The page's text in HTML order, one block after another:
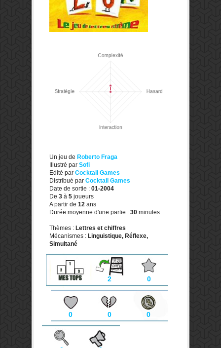
Un jeu de Roberto Fraga
Illustré par Sofi
Edité par Cocktail Games
Distribué par Cocktail Games
Date de sortie : 01-2004
De 3 à 5 joueurs
A partir de 12 ans
Durée moyenne d'une partie : 30 minutes
Thèmes : Lettres et chiffres
Mécanismes : Linguistique, Réflexe,
Simultané
2 0
0 0 0